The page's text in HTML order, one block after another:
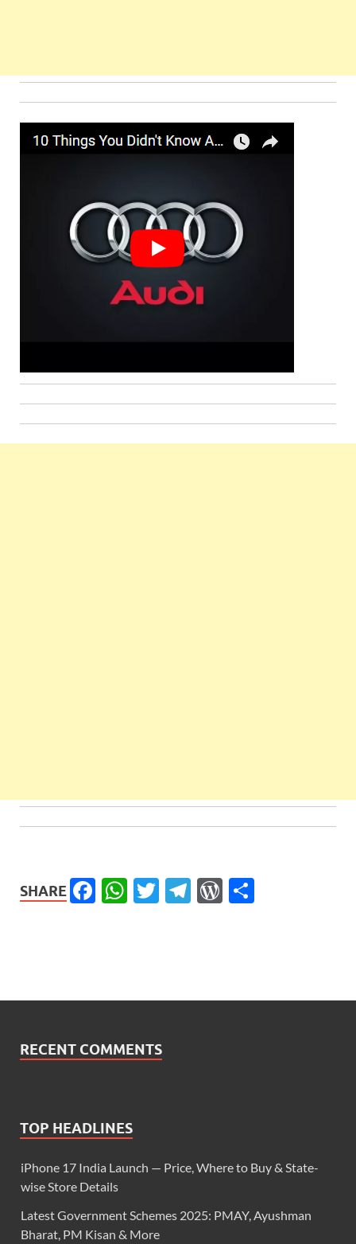
SHARE Facebook
WhatsApp
Twitter
Telegram
WordPress
RECENT COMMENTS
TOP HEADLINES
iPhone 17 India Launch — Price, Where to Buy & State-
wise Store Details
Latest Government Schemes 2025: PMAY, Ayushman
Bharat, PM Kisan & More